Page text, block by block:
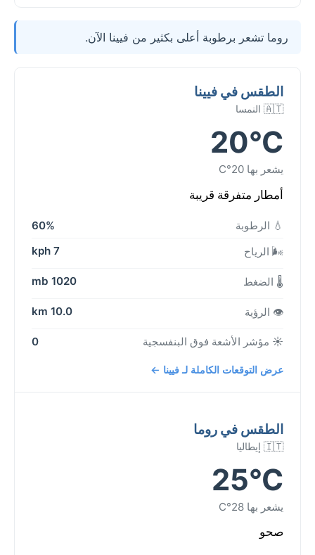
روما تشعر برطوبة أعلى بكثير من فيينا الآن.
الطقس في فيينا
🇦🇹 النمسا
20°C
يشعر بها 20°C
أمطار متفرقة قريبة
💧 الرطوبة
60%
🌬️ الرياح
7 kph
🌡️ الضغط 1020 mb
👁️ الرؤية 10.0 km
☀️ مؤشر الأشعة فوق البنفسجية 0
عرض التوقعات الكاملة لـ فيينا ←
الطقس في روما
🇮🇹 إيطاليا
25°C
يشعر بها 28°C
صحو